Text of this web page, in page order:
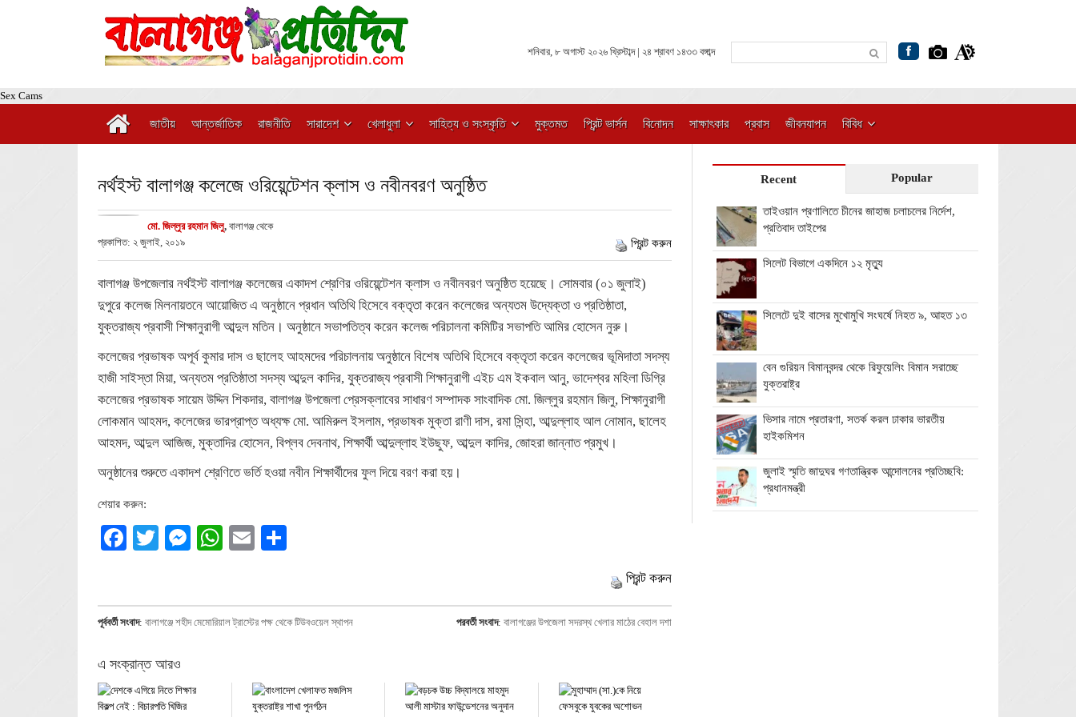
শনিবার, ৮ অগাস্ট ২০২৬ খ্রিস্টাব্দ | ২৪ শ্রাবণ ১৪৩৩ বঙ্গাব্দ
Sex Cams
জাতীয় আন্তর্জাতিক রাজনীতি সারাদেশ খেলাধুলা সাহিত্য ও সংস্কৃতি মুক্তমত প্রিন্ট ভার্সন বিনোদন সাক্ষাৎকার প্রবাস জীবনযাপন বিবিধ
নর্থইস্ট বালাগঞ্জ কলেজে ওরিয়েন্টেশন ক্লাস ও নবীনবরণ অনুষ্ঠিত
মো. জিল্লুর রহমান জিলু, বালাগঞ্জ থেকে
প্রকাশিত: ২ জুলাই, ২০১৯
প্রিন্ট করুন
বালাগঞ্জ উপজেলার নর্থইস্ট বালাগঞ্জ কলেজের একাদশ শ্রেণির ওরিয়েন্টেশন ক্লাস ও নবীনবরণ অনুষ্ঠিত হয়েছে। সোমবার (০১ জুলাই)
দুপুরে কলেজ মিলনায়তনে আয়োজিত এ অনুষ্ঠানে প্রধান অতিথি হিসেবে বক্তৃতা করেন কলেজের অন্যতম উদ্যেক্তা ও প্রতিষ্ঠাতা,
যুক্তরাজ্য প্রবাসী শিক্ষানুরাগী আব্দুল মতিন। অনুষ্ঠানে সভাপতিত্ব করেন কলেজ পরিচালনা কমিটির সভাপতি আমির হোসেন নুরু।
কলেজের প্রভাষক অপূর্ব কুমার দাস ও ছালেহ আহমদের পরিচালনায় অনুষ্ঠানে বিশেষ অতিথি হিসেবে বক্তৃতা করেন কলেজের ভূমিদাতা সদস্য
হাজী সাইস্তা মিয়া, অন্যতম প্রতিষ্ঠাতা সদস্য আব্দুল কাদির, যুক্তরাজ্য প্রবাসী শিক্ষানুরাগী এইচ এম ইকবাল আনু, ভাদেশ্বর মহিলা ডিগ্রি
কলেজের প্রভাষক সায়েম উদ্দিন শিকদার, বালাগঞ্জ উপজেলা প্রেসক্লাবের সাধারণ সম্পাদক সাংবাদিক মো. জিল্লুর রহমান জিলু, শিক্ষানুরাগী
লোকমান আহমদ, কলেজের ভারপ্রাপ্ত অধ্যক্ষ মো. আমিরুল ইসলাম, প্রভাষক মুক্তা রাণী দাস, রমা সিন্হা, আব্দুল্লাহ আল নোমান, ছালেহ
আহমদ, আব্দুল আজিজ, মুক্তাদির হোসেন, বিপ্লব দেবনাথ, শিক্ষার্থী আব্দুল্লাহ ইউছুফ, আব্দুল কাদির, জোহরা জান্নাত প্রমুখ।
অনুষ্ঠানের শুরুতে একাদশ শ্রেণিতে ভর্তি হওয়া নবীন শিক্ষার্থীদের ফুল দিয়ে বরণ করা হয়।
শেয়ার করুন:
Facebook
TwitterMessenger
WhatsApp
Email
প্রিন্ট করুন
পূর্ববর্তী সংবাদ: বালাগঞ্জে শহীদ মেমোরিয়াল ট্রাস্টের পক্ষ থেকে টিউবওয়েল স্থাপন পরবর্তী সংবাদ: বালাগঞ্জের উপজেলা সদরস্থ খেলার মাঠের বেহাল দশা
এ সংক্রান্ত আরও
Recent Popular
তাইওয়ান প্রণালিতে চীনের জাহাজ চলাচলের নির্দেশ,
প্রতিবাদ তাইপের
সিলেট বিভাগে একদিনে ১২ মৃত্যু
সিলেটে দুই বাসের মুখোমুখি সংঘর্ষে নিহত ৯, আহত ১৩
বেন গুরিয়ন বিমানবন্দর থেকে রিফুয়েলিং বিমান সরাচ্ছে
যুক্তরাষ্ট্র
ভিসার নামে প্রতারণা, সতর্ক করল ঢাকার ভারতীয়
হাইকমিশন
জুলাই স্মৃতি জাদুঘর গণতান্ত্রিক আন্দোলনের প্রতিচ্ছবি:
প্রধানমন্ত্রী